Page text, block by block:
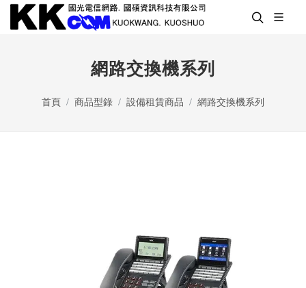
網路交換機系列
首頁 商品型錄 設備租賃商品 網路交換機系列